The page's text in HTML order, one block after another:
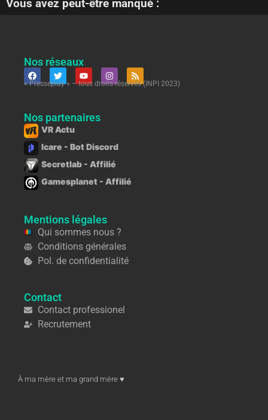
Vous avez peut-être manqué :
Nos réseaux
« Presseplay » – tous droits réservés (INPI 2023)
Nos partenaires
VR Actu
Icare - Bot Discord
Secretlab - Affilié
Gamesplanet - Affilié
Mentions légales
Qui sommes nous ?
Conditions générales
Pol. de confidentialité
Contact
Contact professionel
Recrutement
À ma mère et ma grand mère ♥︎